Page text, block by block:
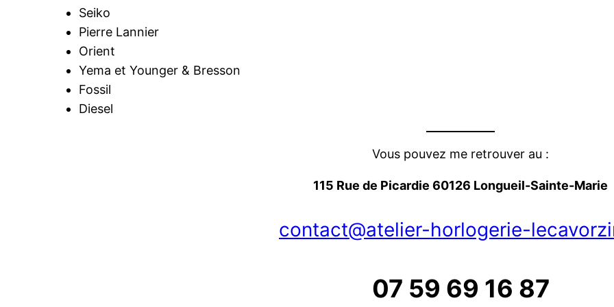
Seiko
Pierre Lannier
Orient
Yema et Younger & Bresson
Fossil
Diesel
Vous pouvez me retrouver au :
115 Rue de Picardie 60126 Longueil-Sainte-Marie
contact@atelier-horlogerie-
07 59 69 16 87